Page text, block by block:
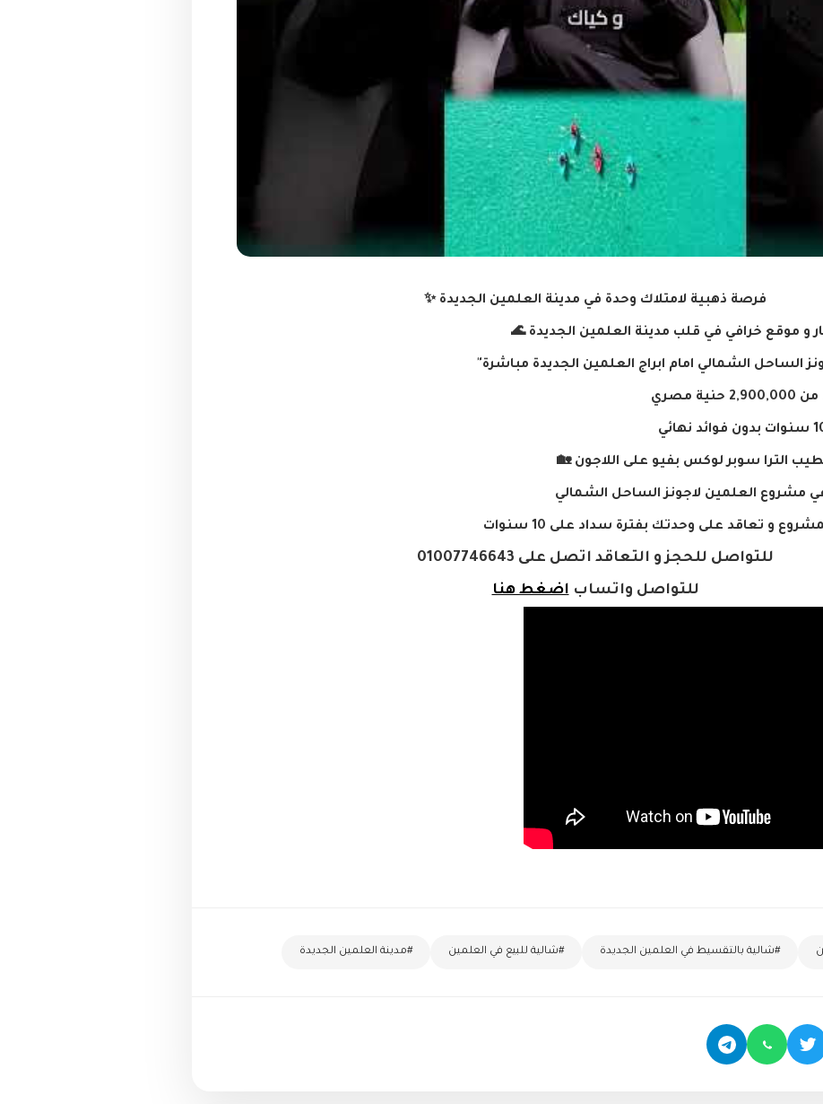
فرصة ذهبية لامتلاك وحدة في مدينة العلمين الجديدة ✨
و موقع خرافي في قلب مدينة العلمين الجديدة 🌊
الساحل الشمالي امام ابراج العلمين الجديدة مباشرة"
مصري
الترا سوبر لوكس بفيو على اللاجون 🏡
مشروع العلمين لاجونز الساحل الشمالي
و تعاقد على وحدتك بفترة سداد على 10 سنوات
للتواصل للحجز و التعاقد اتصل على 01007746643
للتواصل واتساباضغط هنا
#شالية بالتقسيط في العلمين الجديدة #شالية للبيع في العلمين #مدينة العلمين الجديدة